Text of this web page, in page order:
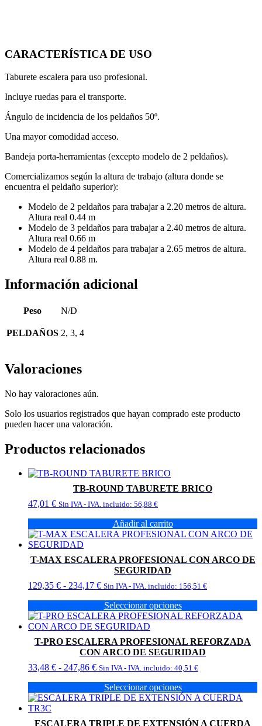
CARACTERÍSTICA DE USO
Taburete escalera para uso profesional.
Incluye ruedas para el transporte.
Ángulo de incidencia de los peldaños 50º.
Una mayor comodidad acceso.
Bandeja porta-herramientas (excepto modelo de 2 peldaños).
Comercializamos según la altura de trabajo (altura donde se
encuentra el peldaño superior):
Modelo de 2 peldaños para trabajar a 2.20 metros de altura.
Altura real 0.44 m
Modelo de 3 peldaños para trabajar a 2.40 metros de altura.
Altura real 0.66 m
Modelo de 4 peldaños para trabajar a 2.65 metros de altura.
Altura real 0.88 m.
Información adicional
Peso N/D
PELDAÑOS 2, 3, 4
Valoraciones
No hay valoraciones aún.
Solo los usuarios registrados que hayan comprado este producto
pueden hacer una valoración.
Productos relacionados
TB-ROUND TABURETE BRICO
47,01 € Sin IVA - IVA. incluido: 56,88 €
Añadir al carrito
T-MAX ESCALERA PROFESIONAL CON ARCO DE
SEGURIDAD
129,35 € - 234,17 €Rango
precios:
desde
129,35 €
hasta
234,17 €
Sin IVA - IVA. incluido: 156,51 €
Seleccionar opciones
Este
producto
tiene
múltiples
Las
pueden
elegir
en
T-PRO ESCALERA PROFESIONAL REFORZADA
CON ARCO DE SEGURIDAD
33,48 € - 247,86 €Rango
precios:
desde
hasta
Sin IVA - IVA. incluido: 40,51 €
Seleccionar opciones
Este
producto
tiene
ESCALERA TRIPLE DE EXTENSIÓN A CUERDA